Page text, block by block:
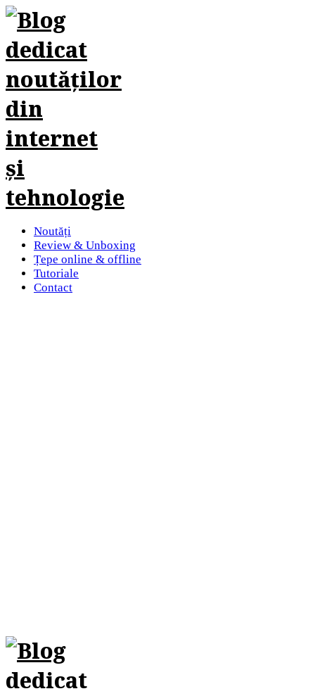
Noutăți
Review & Unboxing
Țepe online & offline
Tutoriale
Contact